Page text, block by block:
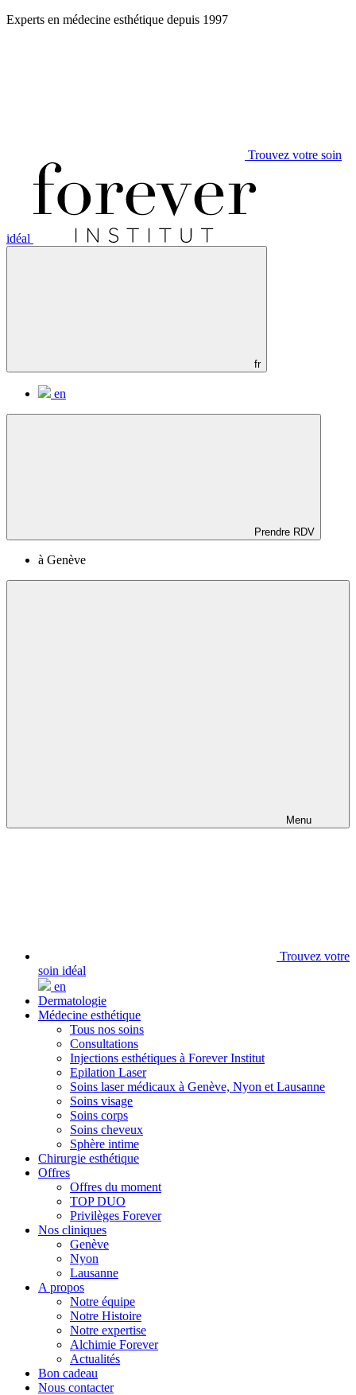
Aller
Experts en médecine esthétique depuis 1997
Trouvez votre soin
idéal
fr
en
Prendre RDV
à Genève
Menu
Trouvez votre
soin idéal
en
Dermatologie
Médecine esthétique
Tous nos soins
Consultations
Injections esthétiques à Forever Institut
Epilation Laser
Soins laser médicaux à Genève, Nyon et Lausanne
Soins visage
Soins corps
Soins cheveux
Sphère intime
Chirurgie esthétique
Offres
Offres du moment
TOP DUO
Privilèges Forever
Nos cliniques
Genève
Nyon
Lausanne
A propos
Notre équipe
Notre Histoire
Notre expertise
Alchimie Forever
Actualités
Bon cadeau
Nous contacter